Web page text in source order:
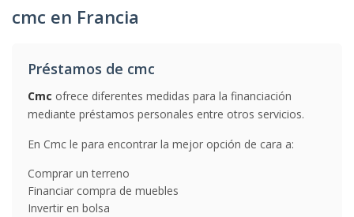
cmc en Francia
Préstamos de cmc
Cmc ofrece diferentes medidas para la financiación
mediante préstamos personales entre otros servicios.
En Cmc le para encontrar la mejor opción de cara a:
Comprar un terreno
Financiar compra de muebles
Invertir en bolsa